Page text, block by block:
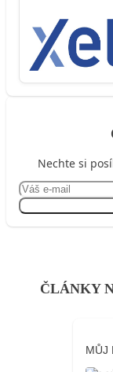
Nechte si
ČLÁNKY
MŮJ